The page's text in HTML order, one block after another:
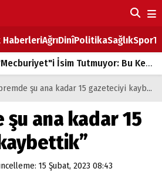
HaberleriAğrıDinîPolitikaSağlıkSpor
İsim Tutmuyor: Bu Kez de Mem u Zîn Oldu!
Fiyatlarına Zam
sırtındaki ağır yük
BOZ TAHTASI
şu ana kadar 15 gazeteciyi kaybettik”
şu ana kadar 15
15 Şubat, 2023 08:43